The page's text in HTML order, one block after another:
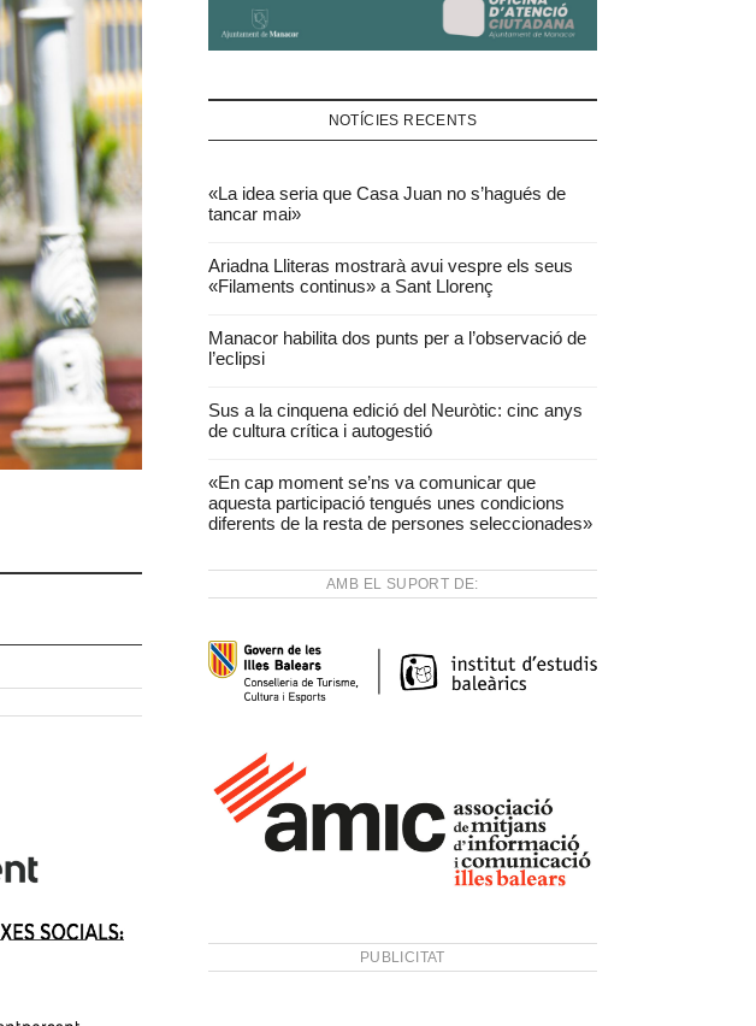
NOTÍCIES RECENTS
«La idea seria que Casa Juan no s’hagués de
tancar mai»
Ariadna Lliteras mostrarà avui vespre els seus
«Filaments continus» a Sant Llorenç
Manacor habilita dos punts per a l’observació de
l’eclipsi
Sus a la cinquena edició del Neuròtic: cinc anys
de cultura crítica i autogestió
«En cap moment se’ns va comunicar que
aquesta participació tengués unes condicions
diferents de la resta de persones seleccionades»
AMB EL SUPORT DE:
PUBLICITAT